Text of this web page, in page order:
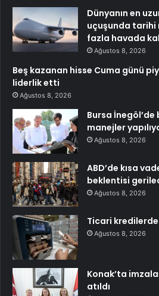
Dünyanın en
uçuşunda tarihi
fazla havada
Ağustos 8, 2026
Beş kazanan hisse Cuma günü
liderlik etti
Ağustos 8, 2026
Bursa
manejler
Ağustos 8, 2026
ABD’de kısa
beklentisi
Ağustos 8, 2026
Ticari
Ağustos 8, 2026
Konak’ta
atıldı